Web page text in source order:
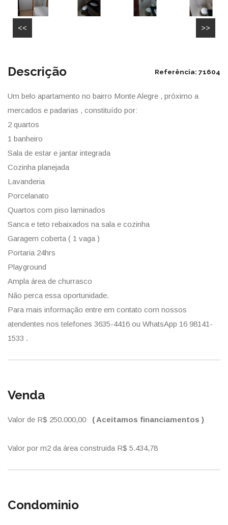
<< >>
Descrição Referência: 71604
Um belo apartamento no bairro Monte Alegre , próximo a
mercados e padarias , constituído por:
2 quartos
1 banheiro
Sala de estar e jantar integrada
Cozinha planejada
Lavanderia
Porcelanato
Quartos com piso laminados
Sanca e teto rebaixados na sala e cozinha
Garagem coberta ( 1 vaga )
Portaria 24hrs
Playground
Ampla área de churrasco
Não perca essa oportunidade.
Para mais informação entre em contato com nossos
atendentes nos telefones 3635-4416 ou WhatsApp 16 98141-
1533 .
Venda
Valor de R$ 250.000,00 ( Aceitamos financiamentos )
Valor por m2 da área construida R$ 5.434,78
Condominio